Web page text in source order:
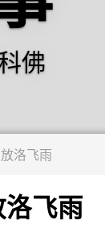
佛
洛飞雨
飞雨